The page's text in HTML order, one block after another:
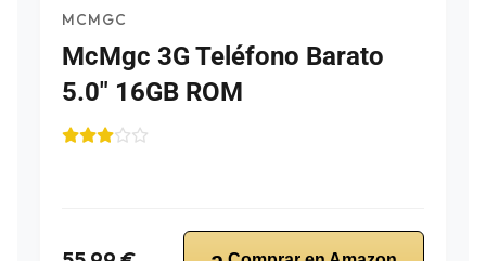
MCMGC
McMgc 3G Teléfono Barato
5.0″ 16GB ROM